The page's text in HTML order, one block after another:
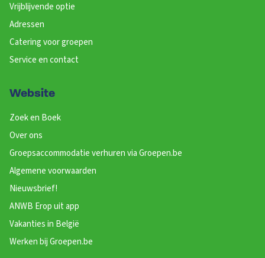
Vrijblijvende optie
Adressen
Catering voor groepen
Service en contact
Website
Zoek en Boek
Over ons
Groepsaccommodatie verhuren via Groepen.be
Algemene voorwaarden
Nieuwsbrief!
ANWB Erop uit app
Vakanties in België
Werken bij Groepen.be